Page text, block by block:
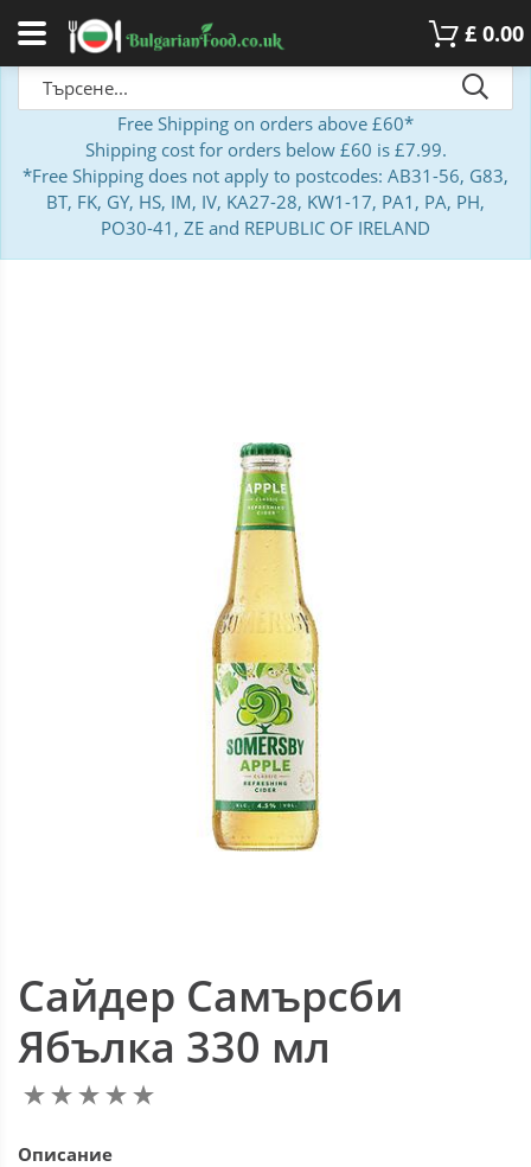
£ 0.00
Free Shipping on orders above £60*
Shipping cost for orders below £60 is £7.99.
*Free Shipping does not apply to postcodes: AB31-56, G83,
BT, FK, GY, HS, IM, IV, KA27-28, KW1-17, PA1, PA, PH,
PO30-41, ZE and REPUBLIC OF IRELAND
Сайдер Самърсби
Ябълка 330 мл
Описание